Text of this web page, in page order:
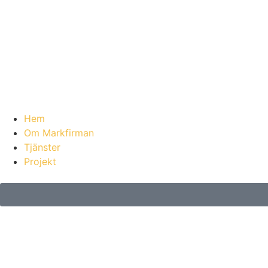
Hem
Om Markfirman
Tjänster
Projekt